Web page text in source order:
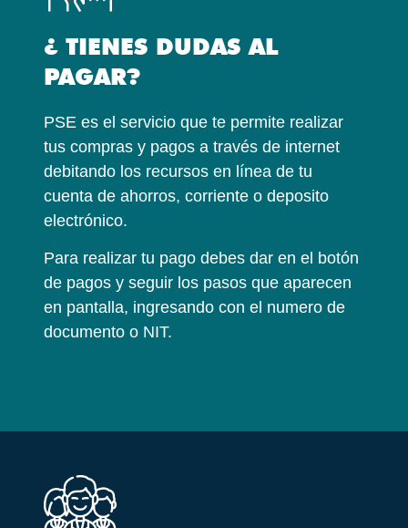
¿ TIENES DUDAS AL
PAGAR?
PSE es el servicio que te permite realizar
tus compras y pagos a través de internet
debitando los recursos en línea de tu
cuenta de ahorros, corriente o deposito
electrónico.
Para realizar tu pago debes dar en el botón
de pagos y seguir los pasos que aparecen
en pantalla, ingresando con el numero de
documento o NIT.